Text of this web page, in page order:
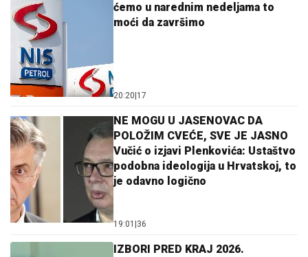
ćemo u narednim nedeljama to
moći da završimo
20:20 17
NE MOGU U JASENOVAC DA
POLOŽIM CVEĆE, SVE JE JASNO
Vučić o izjavi Plenkovića: Ustaštvo
podobna ideologija u Hrvatskoj, to
je odavno logično
19:01 36
IZBORI PRED KRAJ 2026.